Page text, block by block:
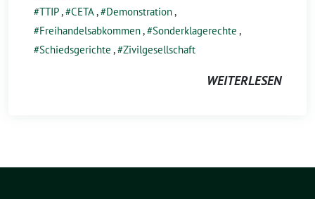
TTIP, CETA, Demonstration,
Freihandelsabkommen, Sonderklagerechte ,
Schiedsgerichte , Zivilgesellschaft
WEITERLESEN